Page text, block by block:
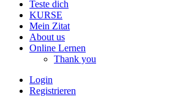
Teste dich
KURSE
Mein Zitat
About us
Online Lernen
Thank you
Login
Registrieren